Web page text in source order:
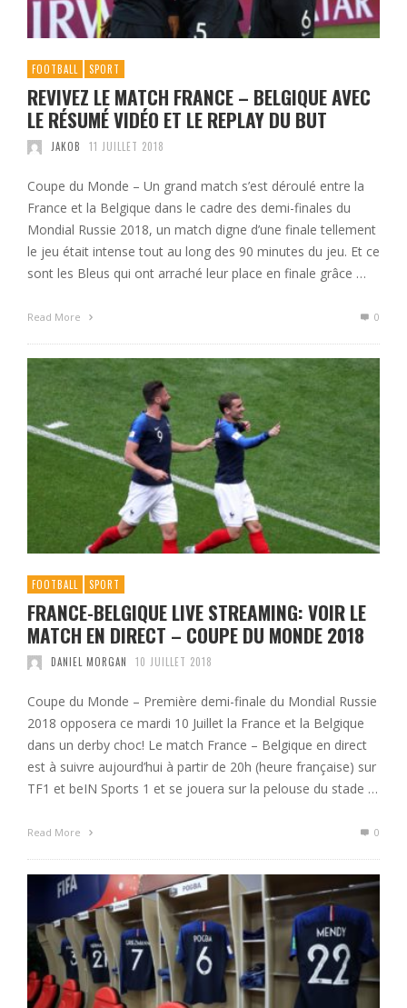
FOOTBALL SPORT
REVIVEZ LE MATCH FRANCE – BELGIQUE AVEC
LE RÉSUMÉ VIDÉO ET LE REPLAY DU BUT
JAKOB 11 JUILLET 2018
Coupe du Monde – Un grand match s’est déroulé entre la
France et la Belgique dans le cadre des demi-finales du
Mondial Russie 2018, un match digne d’une finale tellement
le jeu était intense tout au long des 90 minutes du jeu. Et ce
sont les Bleus qui ont arraché leur place en finale grâce …
Read More 0
FOOTBALL SPORT
FRANCE-BELGIQUE LIVE STREAMING: VOIR LE
MATCH EN DIRECT – COUPE DU MONDE 2018
DANIEL MORGAN 10 JUILLET 2018
Coupe du Monde – Première demi-finale du Mondial Russie
2018 opposera ce mardi 10 Juillet la France et la Belgique
dans un derby choc! Le match France – Belgique en direct
est à suivre aujourd’hui à partir de 20h (heure française) sur
TF1 et beIN Sports 1 et se jouera sur la pelouse du stade …
Read More 0